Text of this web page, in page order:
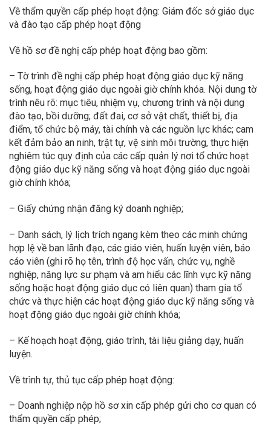
Về thẩm quyền cấp phép hoạt động: Giám đốc sở giáo dục
và đào tạo cấp phép hoạt động
Về hồ sơ đề nghị cấp phép hoạt động bao gồm:
– Tờ trình đề nghị cấp phép hoạt động giáo dục kỹ năng
sống, hoạt động giáo dục ngoài giờ chính khóa. Nội dung tờ
trình nêu rõ: mục tiêu, nhiệm vụ, chương trình và nội dung
đào tạo, bồi dưỡng; đất đai, cơ sở vật chất, thiết bị, địa
điểm, tổ chức bộ máy, tài chính và các nguồn lực khác; cam
kết đảm bảo an ninh, trật tự, vệ sinh môi trường, thực hiện
nghiêm túc quy định của các cấp quản lý nơi tổ chức hoạt
động giáo dục kỹ năng sống và hoạt động giáo dục ngoài
giờ chính khóa;
– Giấy chứng nhận đăng ký doanh nghiệp;
– Danh sách, lý lịch trích ngang kèm theo các minh chứng
hợp lệ về ban lãnh đạo, các giáo viên, huấn luyện viên, báo
cáo viên (ghi rõ họ tên, trình độ học vấn, chức vụ, nghề
nghiệp, năng lực sư phạm và am hiểu các lĩnh vực kỹ năng
sống hoặc hoạt động giáo dục có liên quan) tham gia tổ
chức và thực hiện các hoạt động giáo dục kỹ năng sống và
hoạt động giáo dục ngoài giờ chính khóa;
– Kế hoạch hoạt động, giáo trình, tài liệu giảng dạy, huấn
luyện.
Về trình tự, thủ tục cấp phép hoạt động:
– Doanh nghiệp nộp hồ sơ xin cấp phép gửi cho cơ quan có
thẩm quyền cấp phép;